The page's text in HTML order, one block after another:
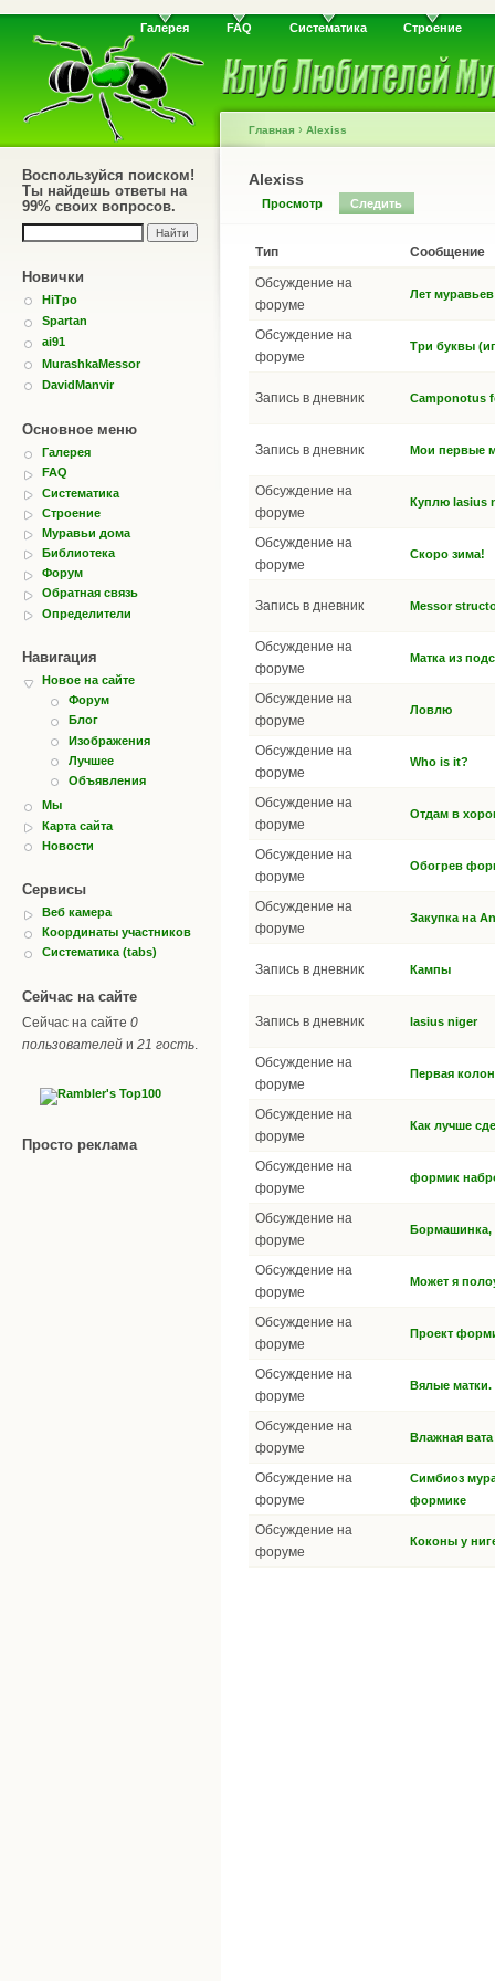
Галерея FAQ Систематика Строение
Воспользуйся поиском!
Ты найдешь ответы на
99% своих вопросов.
Новички
HiTpo
Spartan
ai91
MurashkaMessor
DavidManvir
Основное меню
Галерея
FAQ
Систематика
Строение
Муравьи дома
Библиотека
Форум
Обратная связь
Определители
Навигация
Новое на сайте
Форум
Блог
Изображения
Лучшее
Объявления
Мы
Карта сайта
Новости
Сервисы
Веб камера
Координаты участников
Систематика (tabs)
Сейчас на сайте
Сейчас на сайте 0
пользователей и 21 гость.
Просто реклама
Главная › Alexiss
Alexiss
Просмотр Следить
Тип
Сообщение
Обсуждение на
форуме
Лет
Обсуждение на
форуме
Три буквы
Запись в дневник Camponotus
Запись в дневник Мои первые
Обсуждение на
форуме
Куплю lasius
Обсуждение на
форуме
Скоро зима!
Запись в дневник Messor
Обсуждение на
форуме
Матка из
Обсуждение на
форуме
Ловлю
Обсуждение на
форуме
Who is it?
Обсуждение на
форуме
Отдам в
Обсуждение на
форуме
Обогрев
Обсуждение на
форуме
Закупка на
Запись в дневник Кампы
Запись в дневник lasius niger
Обсуждение на
форуме
Первая
Обсуждение на
форуме
Как лучше
Обсуждение на
форуме
формик
Обсуждение на
форуме
Бормашинка,
Обсуждение на
форуме
Может я
Обсуждение на
форуме
Проект
Обсуждение на
форуме
Вялые матки.
Обсуждение на
форуме
Влажная
Обсуждение на
форуме
Симбиоз
формике
Обсуждение на
форуме
Коконы у